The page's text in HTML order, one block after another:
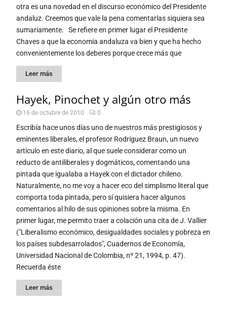
otra es una novedad en el discurso económico del Presidente
andaluz. Creemos que vale la pena comentarlas siquiera sea
sumariamente. Se refiere en primer lugar el Presidente
Chaves a que la economía andaluza va bien y que ha hecho
convenientemente los deberes porque crece más que
Leer más
Hayek, Pinochet y algún otro más
16 de octubre de 2010 0
Escribía hace unos días uno de nuestros más prestigiosos y
eminentes liberales, el profesor Rodríguez Braun, un nuevo
artículo en este diario, al que suele considerar como un
reducto de antiliberales y dogmáticos, comentando una
pintada que igualaba a Hayek con el dictador chileno.
Naturalmente, no me voy a hacer eco del simplismo literal que
comporta toda pintada, pero sí quisiera hacer algunos
comentarios al hilo de sus opiniones sobre la misma. En
primer lugar, me permito traer a colación una cita de J. Vallier
("Liberalismo económico, desigualdades sociales y pobreza en
los países subdesarrolados", Cuadernos de Economía,
Universidad Nacional de Colombia, nº 21, 1994, p. 47).
Recuerda éste
Leer más